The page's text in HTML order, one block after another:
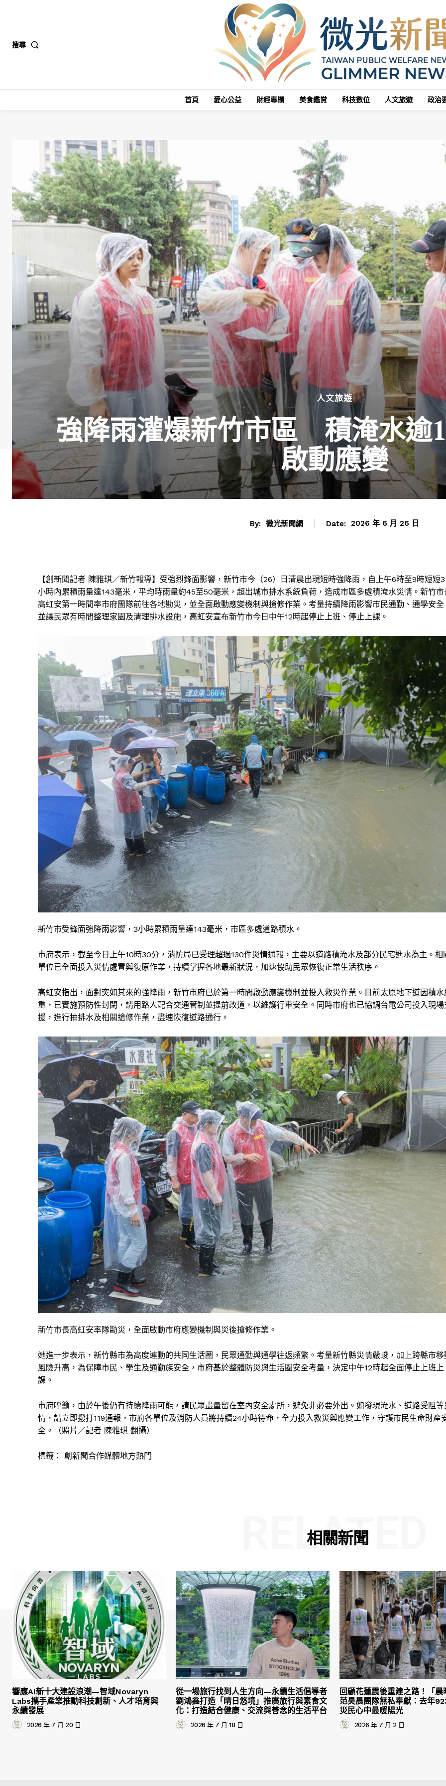
搜尋
首頁 愛心公益 財經專欄 美食鑑賞 科技數位 人文旅遊 政治
人文旅遊
強降雨灌爆新竹市區 積淹水逾
啟動應變
By: 微光新聞網 Date: 2026 年 6 月 26 日
【創新聞記者 陳雅琪／新竹報導】受強烈鋒面影響，新竹市今（26）日清晨出現短時強降雨，自上午6時至9時短短3
小時內累積雨量達143毫米，平均時雨量約45至50毫米，超出城市排水系統負荷，造成市區多處積淹水災情。新竹市
高虹安第一時間率市府團隊前往各地勘災，並全面啟動應變機制與搶修作業。考量持續降雨影響市民通勤、通學安全
並讓民眾有時間整理家園及清理排水設施，高虹安宣布新竹市今日中午12時起停止上班、停止上課。
新竹市受鋒面強降雨影響，3小時累積雨量達143毫米，市區多處道路積水。
市府表示，截至今日上午10時30分，消防局已受理超過130件災情通報，主要以道路積淹水及部分民宅進水為主。相
單位已全面投入災情處置與復原作業，持續掌握各地最新狀況，加速協助民眾恢復正常生活秩序。
高虹安指出，面對突如其來的強降雨，新竹市府已於第一時間啟動應變機制並投入救災作業。目前太原地下道因積水
重，已實施預防性封閉，請用路人配合交通管制並提前改道，以維護行車安全。同時市府也已協調台電公司投入現場
援，進行抽排水及相關搶修作業，盡速恢復道路通行。
新竹市長高虹安率隊勘災，全面啟動市府應變機制與災後搶修作業。
她進一步表示，新竹縣市為高度連動的共同生活圈，民眾通勤與通學往返頻繁。考量新竹縣災情嚴峻，加上跨縣市移
風險升高，為保障市民、學生及通勤族安全，市府基於整體防災與生活圈安全考量，決定中午12時起全面停止上班上
課。
市府呼籲，由於午後仍有持續降雨可能，請民眾盡量留在室內安全處所，避免非必要外出。如發現淹水、道路受阻等
情，請立即撥打119通報，市府各單位及消防人員將持續24小時待命，全力投入救災與應變工作，守護市民生命財產
全。（照片／記者 陳雅琪 翻攝）
標籤： 創新聞合作媒體地方熱門
相關新聞
RELATED
響應AI新十大建設浪潮—智域Novaryn
Labs攜手產業推動科技創新、人才培育與
永續發展
2026 年 7 月 20 日
從一場旅行找到人生方向—永續生活倡導者
劉鴻鑫打造「晴日悠境」推廣旅行與素食文
化：打造結合健康、交流與善念的生活平台
2026 年 7 月 18 日
回顧花蓮震後重建之路！「
范昊晨團隊無私奉獻：去年
災民心中最暖陽光
2026 年 7 月 2 日